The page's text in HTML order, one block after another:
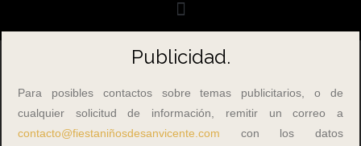
Publicidad.
Para posibles contactos sobre temas publicitarios, o de
cualquier solicitud de información, remitir un correo a
contacto@fiestaniñosdesanvicente.com con los datos